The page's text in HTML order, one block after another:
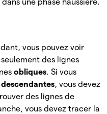
une phase haussière.
vous pouvez voir
des lignes
obliques. Si vous
, vous devez
des lignes de
vous devez tracer la